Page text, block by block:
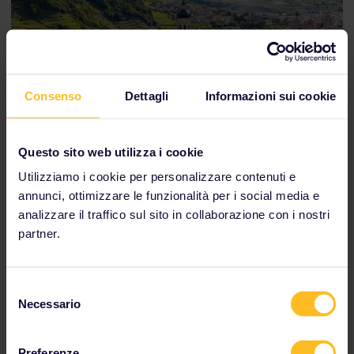
Consenso Dettagli Informazioni sui cookie
Questo sito web utilizza i cookie
Utilizziamo i cookie per personalizzare contenuti e
annunci, ottimizzare le funzionalità per i social media e
analizzare il traffico sul sito in collaborazione con i nostri
partner.
delNecessario
Tirano, Italia